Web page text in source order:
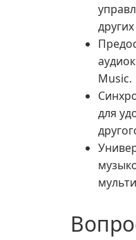
Music.
для